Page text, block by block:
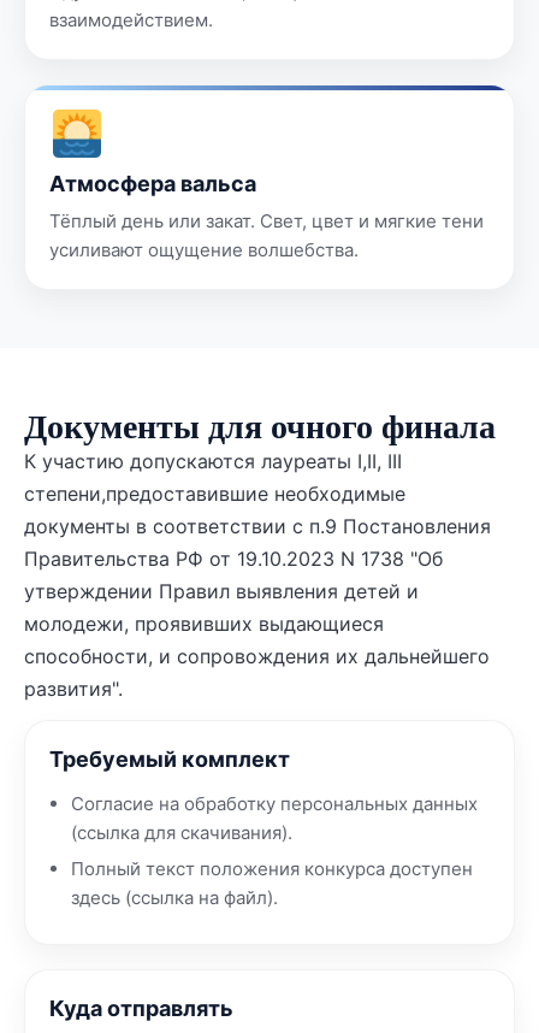
взаимодействием.
Атмосфера вальса
Тёплый день или закат. Свет, цвет и мягкие тени
усиливают ощущение волшебства.
Документы для очного финала
К участию допускаются лауреаты I,II, III
степени,предоставившие необходимые
документы в соответствии с п.9 Постановления
Правительства РФ от 19.10.2023 N 1738 "Об
утверждении Правил выявления детей и
молодежи, проявивших выдающиеся
способности, и сопровождения их дальнейшего
развития".
Требуемый комплект
Согласие на обработку персональных данных
(ссылка для скачивания).
Полный текст положения конкурса доступен
здесь (ссылка на файл).
Куда отправлять